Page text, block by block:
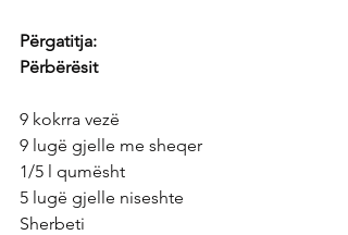
Përgatitja:
Përbërësit
9 kokrra vezë
9 lugë gjelle me sheqer
1/5 l qumësht
5 lugë gjelle niseshte
Sherbeti